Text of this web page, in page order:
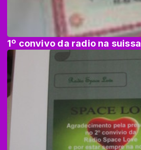
1º convivo da radio na suissa